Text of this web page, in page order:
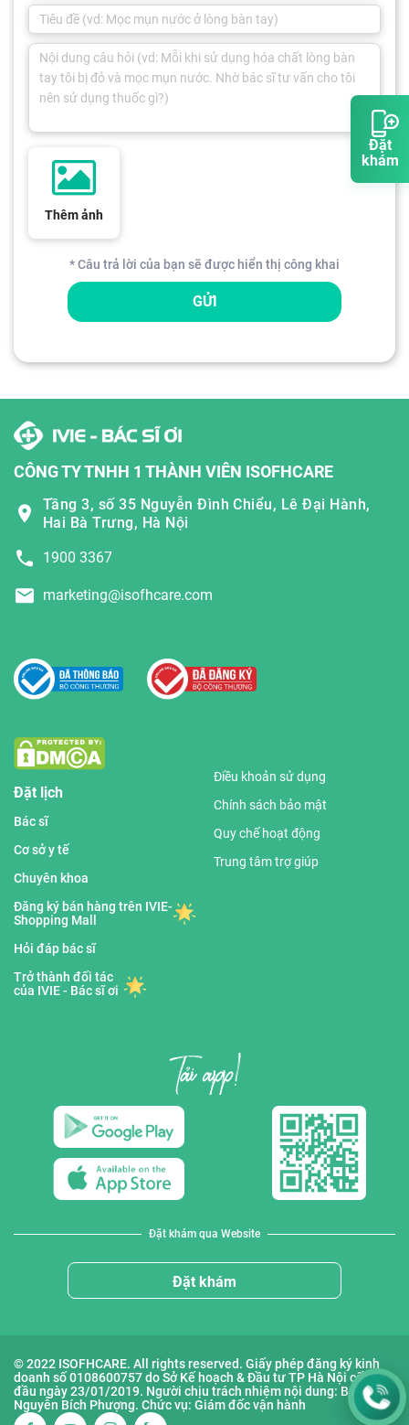
Đặt
khám
Thêm ảnh
* Câu trả lời của bạn sẽ được hiển thị công khai
GỬI
CÔNG TY TNHH 1 THÀNH VIÊN ISOFHCARE
Tầng 3, số 35 Nguyễn Đình Chiểu, Lê Đại Hành,
Hai Bà Trưng, Hà Nội
1900 3367
marketing@isofhcare.com
Đặt lịch
Bác sĩ
Cơ sở y tế
Chuyên khoa
Đăng ký bán hàng trên IVIE-
Shopping Mall
Hỏi đáp bác sĩ
Trở thành đối tác
của IVIE - Bác sĩ ơi
Điều khoản sử dụng
Chính sách bảo mật
Quy chế hoạt động
Trung tâm trợ giúp
Đặt khám qua Website
Đặt khám
© 2022 ISOFHCARE. All rights reserved. Giấy phép đăng ký kinh
doanh số 0108600757 do Sở Kế hoạch & Đầu tư TP Hà Nội cấp lần
đầu ngày 23/01/2019. Người chịu trách nhiệm nội dung: Bà
Nguyễn Bích Phượng. Chức vụ: Giám đốc vận hành